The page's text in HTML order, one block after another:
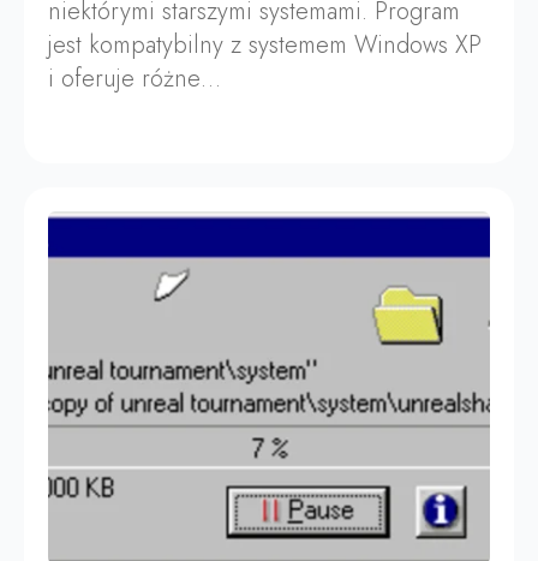
niektórymi starszymi systemami. Program
jest kompatybilny z systemem Windows XP
i oferuje różne…